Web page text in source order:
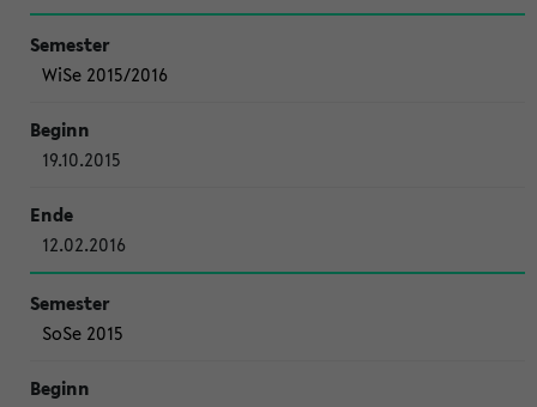
WiSe 2015/2016
19.10.2015
12.02.2016
SoSe 2015